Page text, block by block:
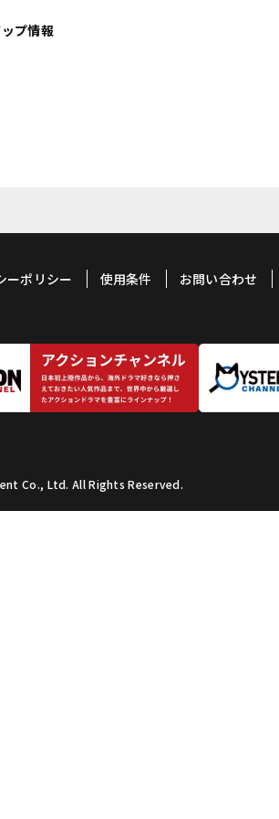
プ情報
ーポリシー 使用条件 お問い合わせ
Co., Ltd. All Rights Reserved.